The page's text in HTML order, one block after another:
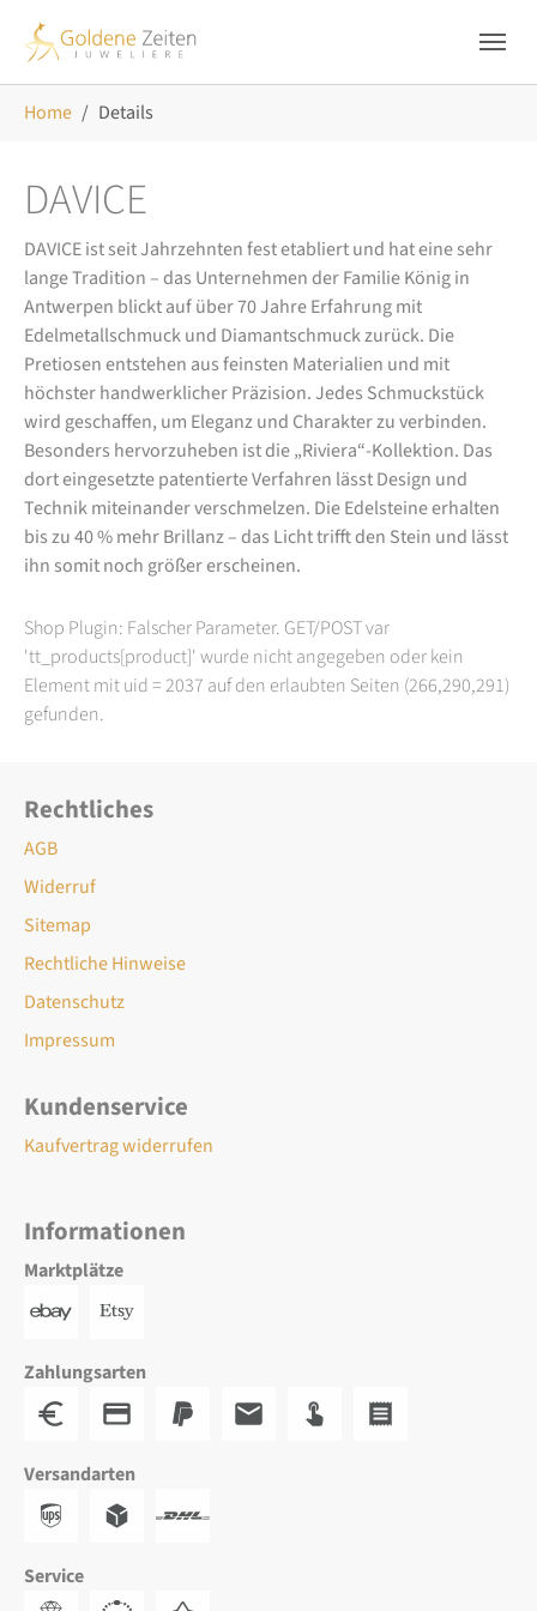
Home Details
DAVICE
DAVICE ist seit Jahrzehnten fest etabliert und hat eine sehr
lange Tradition – das Unternehmen der Familie König in
Antwerpen blickt auf über 70 Jahre Erfahrung mit
Edelmetallschmuck und Diamantschmuck zurück. Die
Pretiosen entstehen aus feinsten Materialien und mit
höchster handwerklicher Präzision. Jedes Schmuckstück
wird geschaffen, um Eleganz und Charakter zu verbinden.
Besonders hervorzuheben ist die „Riviera“-Kollektion. Das
dort eingesetzte patentierte Verfahren lässt Design und
Technik miteinander verschmelzen. Die Edelsteine erhalten
bis zu 40 % mehr Brillanz – das Licht trifft den Stein und lässt
ihn somit noch größer erscheinen.
Shop Plugin: Falscher Parameter. GET/POST var
'tt_products[product]' wurde nicht angegeben oder kein
Element mit uid = 2037 auf den erlaubten Seiten (266,290,291)
gefunden.
Rechtliches
AGB
Widerruf
Sitemap
Rechtliche Hinweise
Datenschutz
Impressum
Kundenservice
Kaufvertrag widerrufen
Informationen
Marktplätze
Zahlungsarten
Versandarten
Service